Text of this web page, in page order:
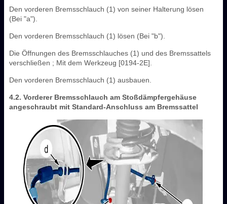
Den vorderen Bremsschlauch (1) von seiner Halterung lösen
(Bei "a").
Den vorderen Bremsschlauch (1) lösen (Bei "b").
Die Öffnungen des Bremsschlauches (1) und des Bremssattels
verschließen ; Mit dem Werkzeug [0194-2E].
Den vorderen Bremsschlauch (1) ausbauen.
4.2. Vorderer Bremsschlauch am Stoßdämpfergehäuse
angeschraubt mit Standard-Anschluss am Bremssattel